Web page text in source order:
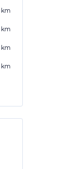
km
km
km
km